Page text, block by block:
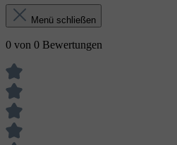
Menü schließen
0 von 0 Bewertungen